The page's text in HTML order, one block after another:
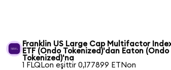
Franklin US Large Cap Multifactor
ETF (Ondo Tokenized)'dan Eaton (Ondo
Tokenized)'na
1 FLQLon eşittir 0,177899 ETNon